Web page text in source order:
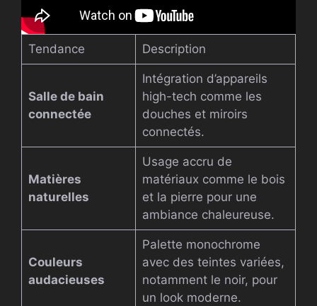
Tendance Description
Salle de bain
connectée
Intégration d’appareils
high-tech comme les
douches et miroirs
connectés.
Matières
naturelles
Usage accru de
matériaux comme le bois
et la pierre pour une
ambiance chaleureuse.
Couleurs
audacieuses
Palette monochrome
avec des teintes variées,
notamment le noir, pour
un look moderne.